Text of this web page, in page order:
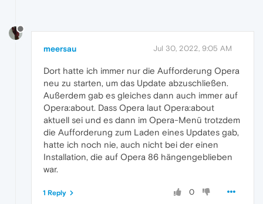
meersau Jul 30, 2022, 9:05 AM
Dort hatte ich immer nur die Aufforderung Opera
neu zu starten, um das Update abzuschließen.
Außerdem gab es gleiches dann auch immer auf
Opera:about. Dass Opera laut Opera:about
aktuell sei und es dann im Opera-Menü trotzdem
die Aufforderung zum Laden eines Updates gab,
hatte ich noch nie, auch nicht bei der einen
Installation, die auf Opera 86 hängengeblieben
war.
0
1 Reply